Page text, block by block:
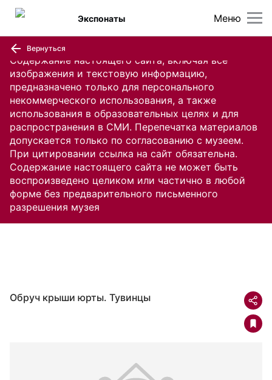
Содержание настоящего сайта, включая все
изображения и текстовую информацию,
предназначено только для персонального
некоммерческого использования, а также
использования в образовательных целях и для
распространения в СМИ. Перепечатка материалов
допускается только по согласованию с музеем.
При цитировании ссылка на сайт обязательна.
Содержание настоящего сайта не может быть
воспроизведено целиком или частично в любой
форме без предварительного письменного
разрешения музея
Меню
Экспонаты
Вернуться
Обруч крыши юрты. Тувинцы